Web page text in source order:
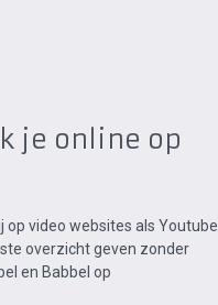
je online op
op video websites als Youtube
overzicht geven zonder
en Babbel op